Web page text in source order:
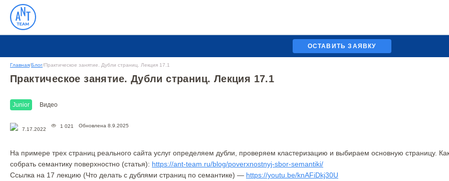
ОСТАВИТЬ ЗАЯВКУ
Главная/Блог/Практическое занятие. Дубли страниц. Лекция 17.1
Практическое занятие. Дубли страниц. Лекция 17.1
Junior Видео
7.17.2022
1 021 Обновлена 8.9.2025
На примере трех страниц реального сайта услуг определяем дубли, проверяем кластеризацию и выбираем основную страницу.
собрать семантику поверхностно (статья): https://ant-team.ru/blog/poverxnostnyj-sbor-semantiki/
Ссылка на 17 лекцию (Что делать с дублями страниц по семантике) — https://youtu.be/knAFiDkj30U